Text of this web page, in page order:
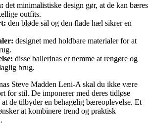
det minimalistiske design gør, at de kan bæres
outfits.
den bløde sål og den flade hæl sikrer en
designet med holdbare materialer for at
disse ballerinas er nemme at rengøre og
brug.
Steve Madden Leni-A skal du ikke være
for stil. De imponerer med deres tidløse
at de tilbyder en behagelig bæreoplevelse. Et
at kombinere trend og praktisk